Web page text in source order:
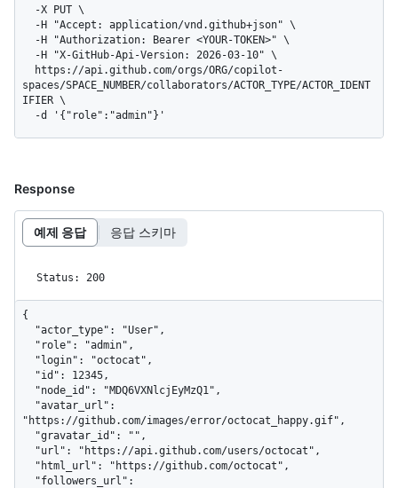
spaces/SPACE_NUMBER/collaborators/ACTOR_TYPE/ACTOR_IDENT
IFIER \
  -d '{"role":"admin"}'
Response
예제 응답 응답 스키마
Status: 200
{
"https://github.com/images/error/octocat_happy.gif",